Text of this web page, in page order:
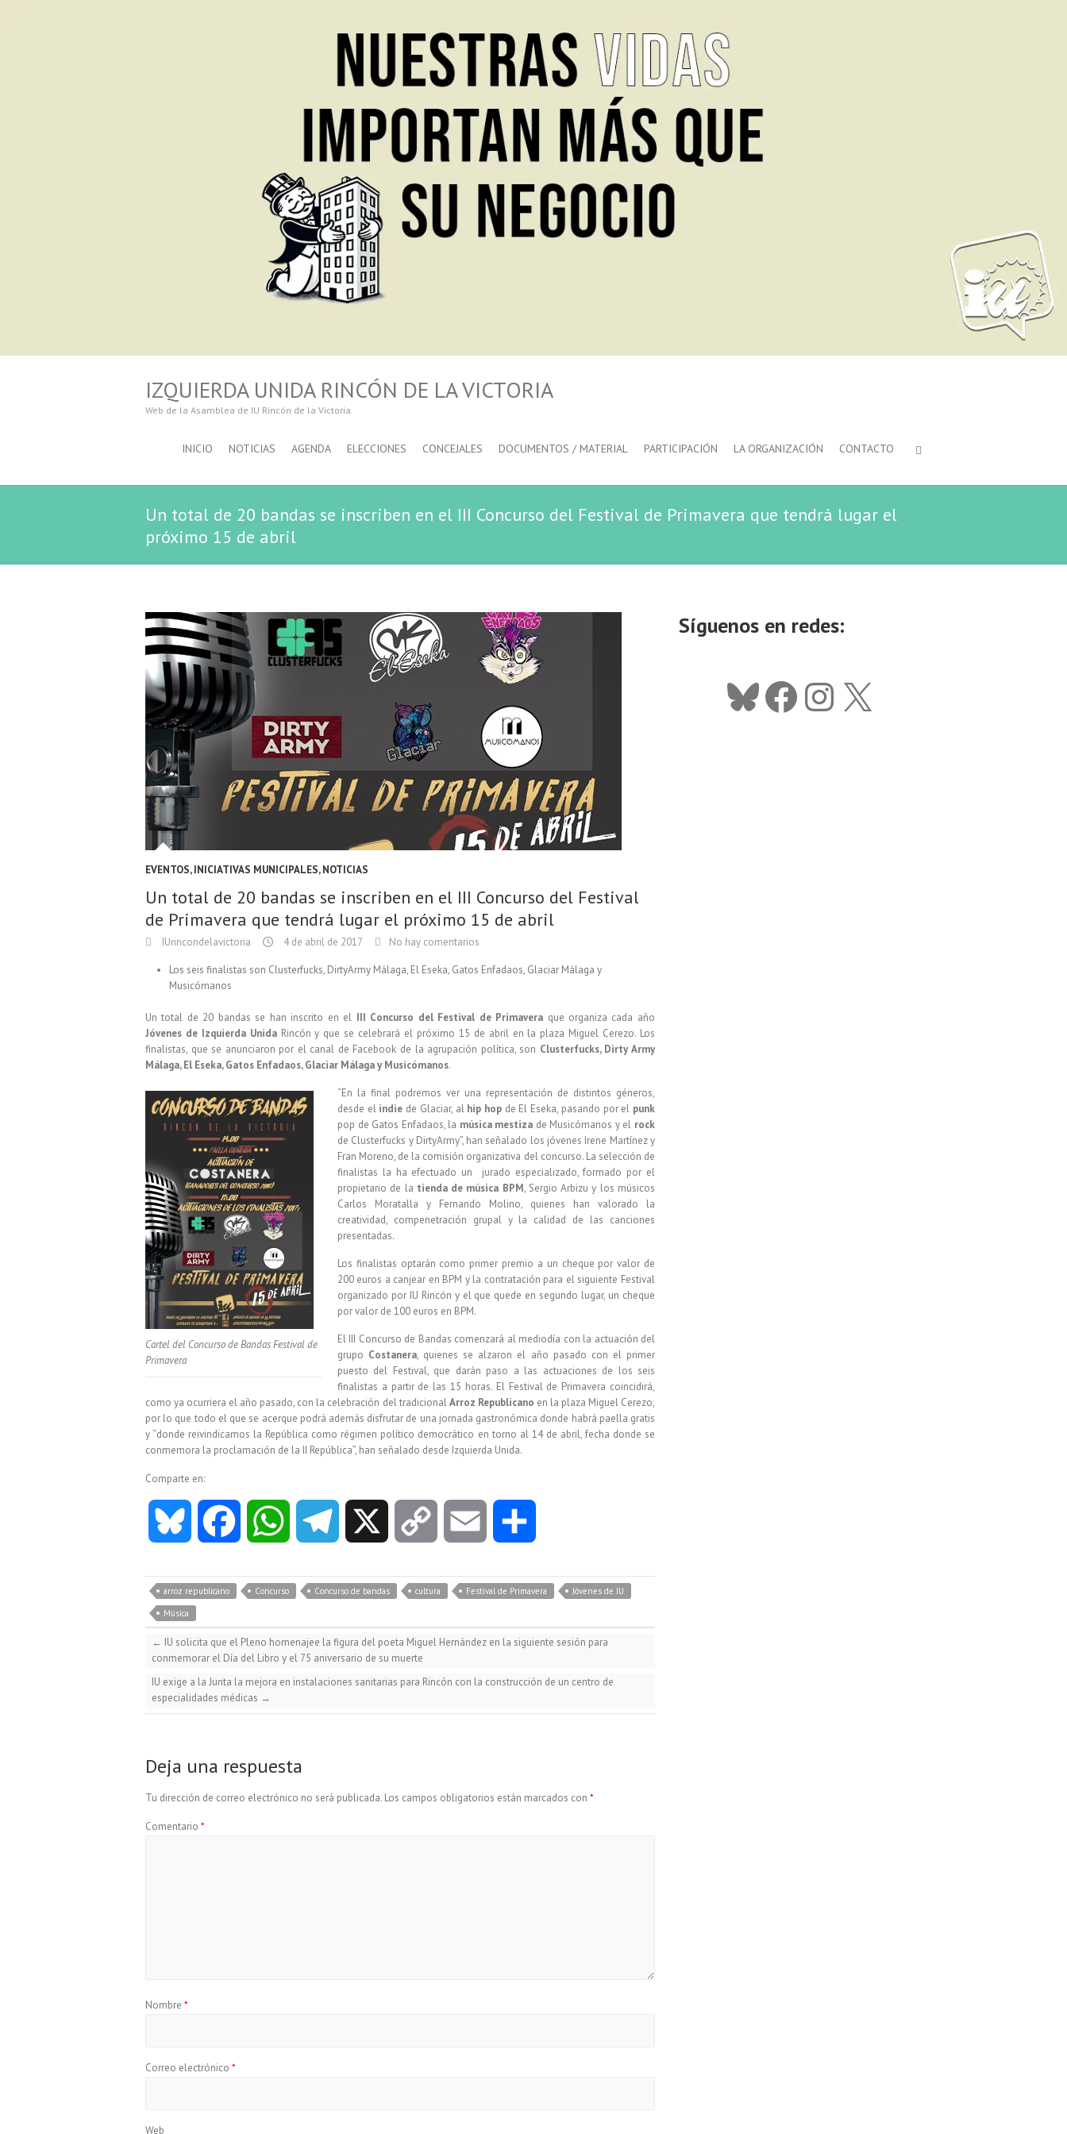
IZQUIERDA UNIDA RINCÓN DE LA VICTORIA
Web de la Asamblea de IU Rincón de la Victoria
INICIO NOTICIAS AGENDA ELECCIONES CONCEJALES DOCUMENTOS / MATERIAL PARTICIPACIÓN LA ORGANIZACIÓN CONTACTO
Un total de 20 bandas se inscriben en el III Concurso del Festival de Primavera que tendrá lugar el
próximo 15 de abril
EVENTOS,INICIATIVAS MUNICIPALES,NOTICIAS
Un total de 20 bandas se inscriben en el III Concurso del Festival
de Primavera que tendrá lugar el próximo 15 de abril
IUrincondelavictoria 4 de abril de 2017 No hay comentarios
Los seis finalistas son Clusterfucks, DirtyArmy Málaga, El Eseka, Gatos Enfadaos, Glaciar Málaga y
Musicómanos
Un total de 20 bandas se han inscrito en el III Concurso del Festival de Primavera que organiza cada año
Jóvenes de Izquierda UnidaRincón y que se celebrará el próximo 15 de abril en la plaza Miguel Cerezo. Los
finalistas, que se anunciaron por el canal de Facebook de la agrupación política, son Clusterfucks, Dirty Army
Málaga, El Eseka, Gatos Enfadaos, Glaciar Málaga y Musicómanos.
Cartel del Concurso de Bandas Festival de
Primavera
“En la final podremos ver una representación de distintos géneros,
desde el indie de Glaciar, al hip hopde El Eseka, pasando por el punk
pop de Gatos Enfadaos, la música mestiza de Musicómanos y el rock
de Clusterfucks y DirtyArmy”, han señalado los jóvenes Irene Martínez y
Fran Moreno, de la comisión organizativa del concurso. La selección de
finalistas la ha efectuado un jurado especializado, formado por el
propietario de la tienda de música BPM, Sergio Arbizu y los músicos
Carlos Moratalla y Fernando Molino, quienes han valorado la
creatividad, compenetración grupal y la calidad de las canciones
presentadas.
Los finalistas optarán como primer premio a un cheque por valor de
200 euros a canjear en BPM y la contratación para el siguiente Festival
organizado por IU Rincón y el que quede en segundo lugar, un cheque
por valor de 100 euros en BPM.
El III Concurso de Bandas comenzará al mediodía con la actuación del
grupo Costanera, quienes se alzaron el año pasado con el primer
puesto del Festival, que darán paso a las actuaciones de los seis
finalistas a partir de las 15 horas. El Festival de Primavera coincidirá,
como ya ocurriera el año pasado, con la celebración del tradicionalArroz Republicano en la plaza Miguel Cerezo,
por lo que todo el que se acerque podrá además disfrutar de una jornada gastronómica donde habrá paella gratis
y “donde reivindicamos la República como régimen político democrático en torno al 14 de abril, fecha donde se
conmemora la proclamación de la II República”, han señalado desde Izquierda Unida.
Comparte en:
u
e
s
e
b
t e y p
arroz republicano Concurso Concurso de bandas cultura Festival de Primavera
Jóvenes de IU
Música
← IU solicita que el Pleno homenajee la figura del poeta Miguel Hernández en la siguiente sesión para
conmemorar el Día del Libro y el 75 aniversario de su muerte
IU exige a la Junta la mejora en instalaciones sanitarias para Rincón con la construcción de un centro de
especialidades médicas →
Deja una respuesta
Tu dirección de correo electrónico no será publicada. Los campos obligatorios están marcados con *
Comentario *
Nombre *
Correo electrónico *
Web
Síguenos en redes:
Bluesky
Facebook
Instagram
X